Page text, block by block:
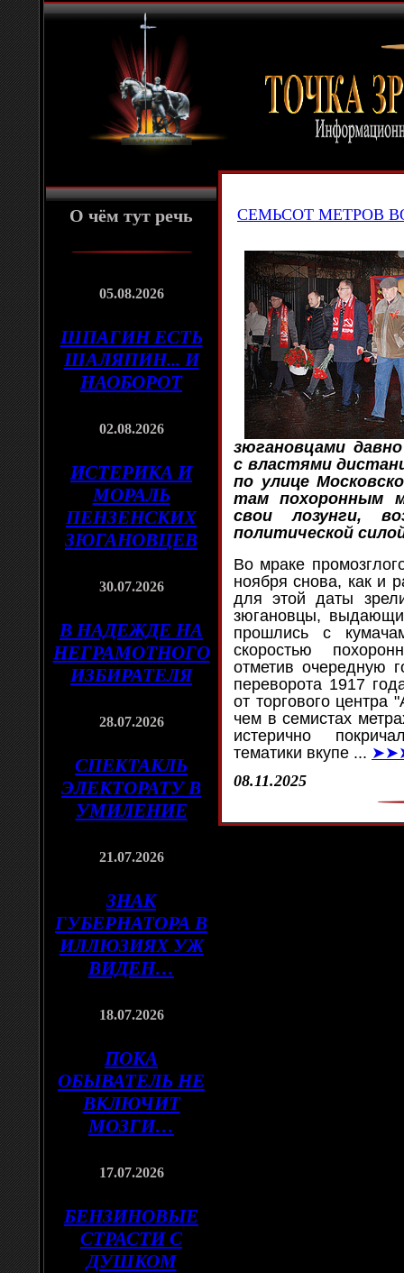
О чём тут речь
05.08.2026
ШПАГИН ЕСТЬ
ШАЛЯПИН... И
НАОБОРОТ
02.08.2026
ИСТЕРИКА И
МОРАЛЬ
ПЕНЗЕНСКИХ
ЗЮГАНОВЦЕВ
30.07.2026
В НАДЕЖДЕ НА
НЕГРАМОТНОГО
ИЗБИРАТЕЛЯ
28.07.2026
СПЕКТАКЛЬ
ЭЛЕКТОРАТУ В
УМИЛЕНИЕ
21.07.2026
ЗНАК
ГУБЕРНАТОРА В
ИЛЛЮЗИЯХ УЖ
ВИДЕН…
18.07.2026
ПОКА
ОБЫВАТЕЛЬ НЕ
ВКЛЮЧИТ
МОЗГИ…
17.07.2026
БЕНЗИНОВЫЕ
СТРАСТИ С
ДУШКОМ
СЕМЬСОТ МЕТРОВ
зюгановцами
с властями
по улице
там похоронным
свои лозунги,
политической
Во мраке
ноября снова, как и
для этой даты
зюгановцы,
прошлись с
скоростью
отметив очередную
переворота 1917
от торгового
чем в семистах
истерично
тематики вкупе ...
08.11.2025